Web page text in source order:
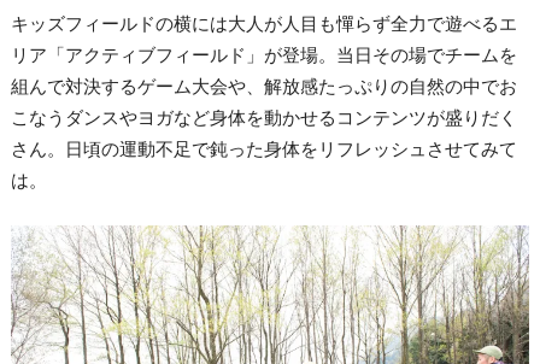
キッズフィールドの横には大人が人目も憚らず全力で遊べるエ
リア「アクティブフィールド」が登場。当日その場でチームを
組んで対決するゲーム大会や、解放感たっぷりの自然の中でお
こなうダンスやヨガなど身体を動かせるコンテンツが盛りだく
さん。日頃の運動不足で鈍った身体をリフレッシュさせてみて
は。